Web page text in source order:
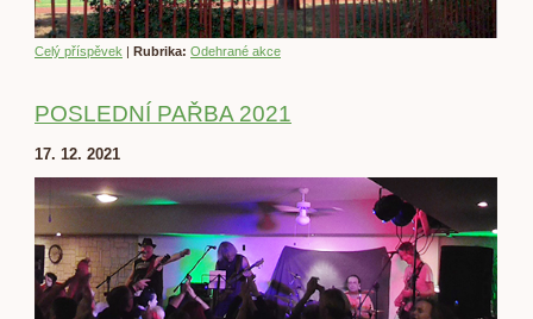
Celý příspěvek Rubrika: Odehrané akce
POSLEDNÍ PAŘBA 2021
17. 12. 2021